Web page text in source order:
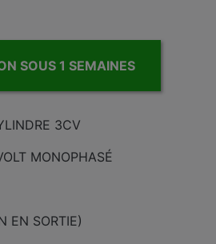
SOUS 1 SEMAINES
3CV
MONOPHASÉ
EN SORTIE)